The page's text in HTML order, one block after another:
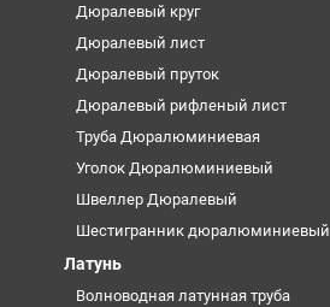
Дюралевый круг
Дюралевый лист
Дюралевый пруток
Дюралевый рифленый лист
Труба Дюралюминиевая
Уголок Дюралюминиевый
Швеллер Дюралевый
Шестигранник дюралюминиевый
Латунь
Волноводная латунная труба